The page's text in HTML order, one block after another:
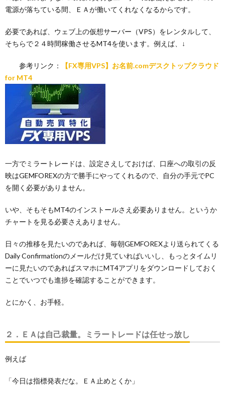
電源が落ちている間、ＥＡが働いてくれなくなるからです。
必要であれば、ウェブ上の仮想サーバー（VPS）をレンタルして、
そちらで２４時間稼働させるMT4を使います。例えば、↓
参考リンク：
【FX専用VPS】お名前.comデスクトップクラウド
for MT4
一方でミラートレードは、設定さえしておけば、口座への取引の反
映はGEMFOREXの方で勝手にやってくれるので、自分の手元でPC
を開く必要がありません。
いや、そもそもMT4のインストールさえ必要ありません。というか
チャートを見る必要さえありません。
日々の推移を見たいのであれば、毎朝GEMFOREXより送られてくる
Daily Confirmationのメールだけ見ていればいいし、もっとタイムリ
ーに見たいのであればスマホにMT4アプリをダウンロードしておく
ことでいつでも進捗を確認することができます。
とにかく、お手軽。
２．ＥＡは自己裁量。ミラートレードは任せっ放し
例えば
「今日は指標発表だな。ＥＡ止めとくか」